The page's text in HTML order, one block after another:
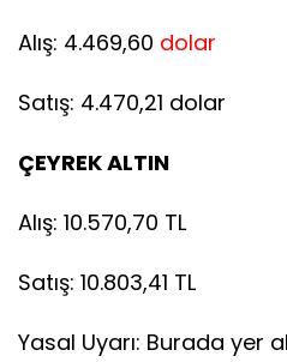
Alış: 4.469,60 dolar
Satış: 4.470,21 dolar
ÇEYREK ALTIN
Alış: 10.570,70 TL
Satış: 10.803,41 TL
Yasal Uyarı: Burada yer